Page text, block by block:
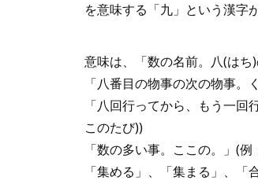
を意味する「九」という漢字
意味は、「数の名前。八(は
「八番目の物事の次の物事
「八回行ってから、もう一回
このたび))
「数の多い事。ここの。」(
「集める」、「集まる」、「